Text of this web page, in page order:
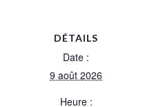
DÉTAILS
Date :
9 août 2026
Heure :